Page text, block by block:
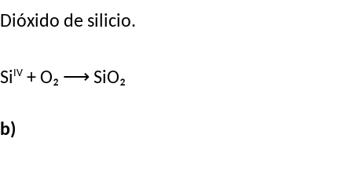
Dióxido de silicio.
Si IV + O₂ ⟶ SiO₂
b)